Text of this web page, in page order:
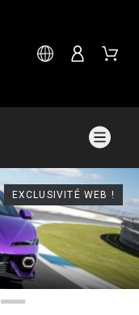
EXCLUSIVITÉ WEB !